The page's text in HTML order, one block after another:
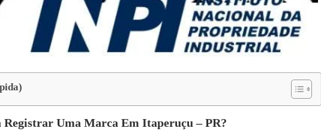
Registrar Uma Marca Em Itaperuçu – PR?